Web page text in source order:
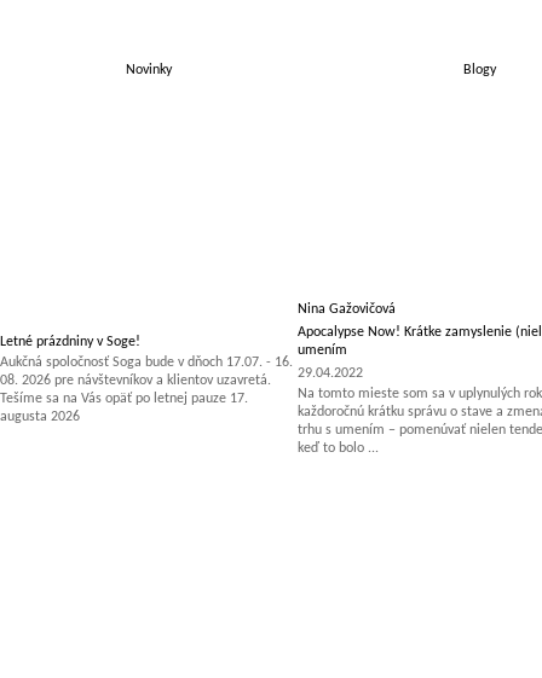
Novinky Blogy
Letné prázdniny v Soge!
Aukčná spoločnosť Soga bude v dňoch 17.07. - 16.
08. 2026 pre návštevníkov a klientov uzavretá.
Tešíme sa na Vás opäť po letnej pauze 17.
augusta 2026
Nina Gažovičová
Apocalypse Now! Krátke zamyslenie
umením
29.04.2022
Na tomto mieste som sa v uplynulých
každoročnú krátku správu o stave a
trhu s umením – pomenúvať nielen
keď to bolo ...